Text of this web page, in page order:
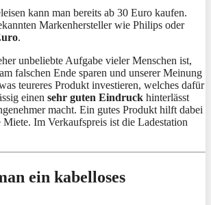
kann man bereits ab 30 Euro kaufen.
Markenhersteller wie Philips oder
.
unbeliebte Aufgabe vieler Menschen ist,
falschen Ende sparen und unserer Meinung
teureres Produkt investieren, welches dafür
einen sehr guten Eindruck hinterlässt
macht. Ein gutes Produkt hilft dabei
Miete. Im Verkaufspreis ist die Ladestation
ein kabelloses